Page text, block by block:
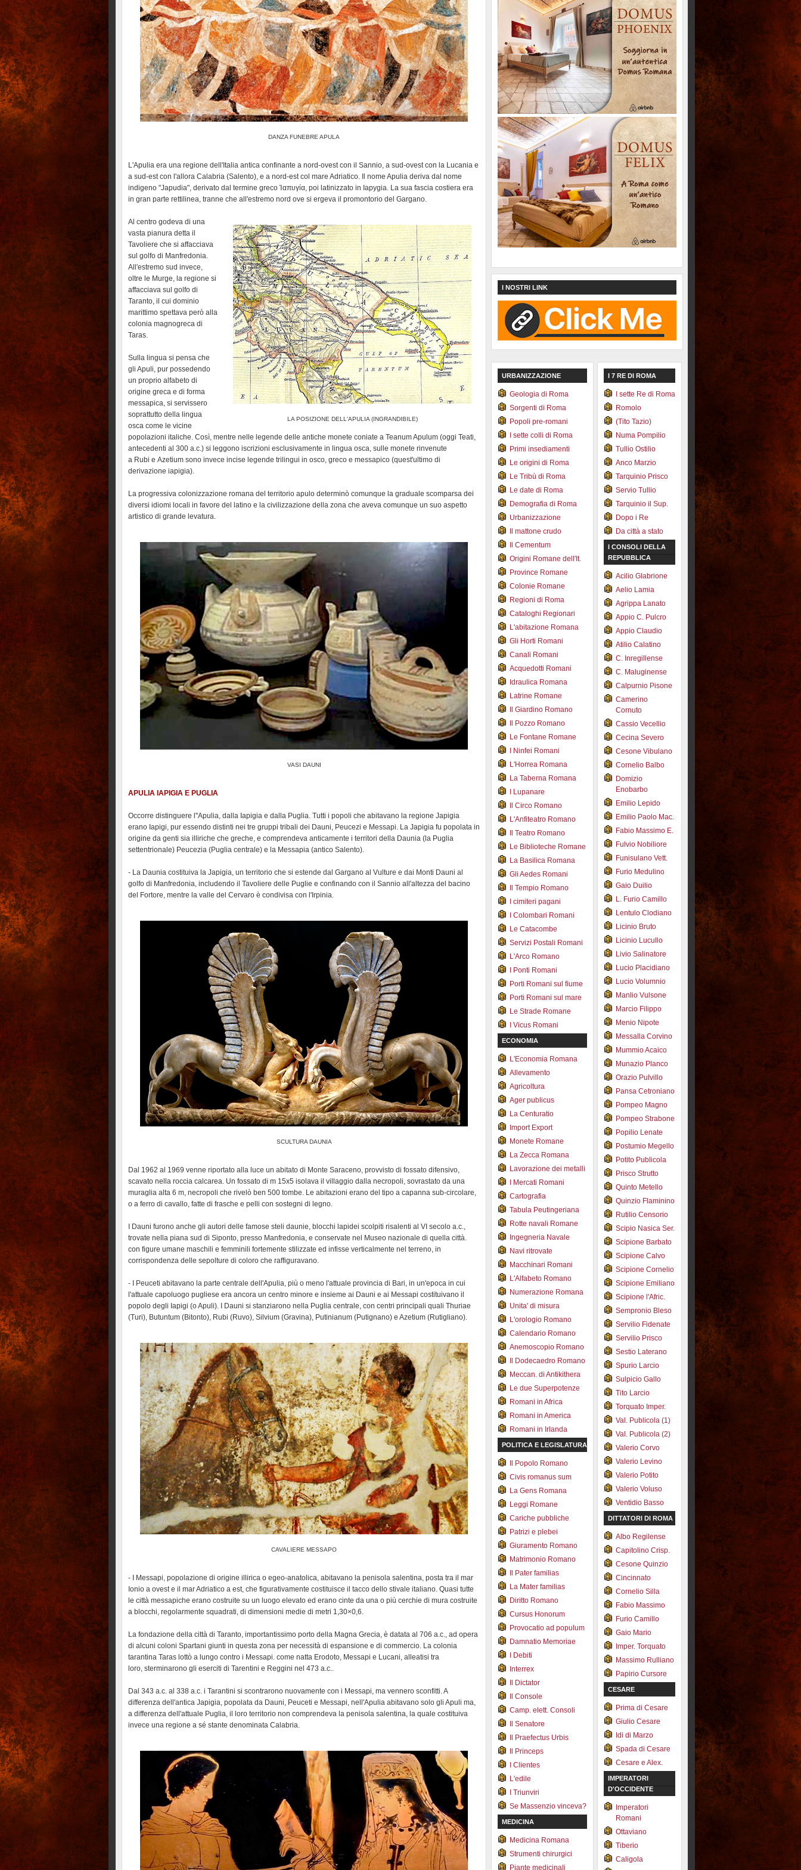
DANZA FUNEBRE APULA
L'Apulia era una regione dell'Italia antica confinante a nord-ovest con il Sannio, a sud-ovest con la Lucania e
a sud-est con l'allora Calabria (Salento), e a nord-est col mare Adriatico. Il nome Apulia deriva dal nome
indigeno "Japudia", derivato dal termine greco Ἰαπυγία, poi latinizzato in Iapygia. La sua fascia costiera era
in gran parte rettilinea, tranne che all'estremo nord ove si ergeva il promontorio del Gargano.
LA POSIZIONE DELL'APULIA (INGRANDIBILE)
Al centro godeva di una
vasta pianura detta il
Tavoliere che si affacciava
sul golfo di Manfredonia.
All'estremo sud invece,
oltre le Murge, la regione si
affacciava sul golfo di
Taranto, il cui dominio
marittimo spettava però alla
colonia magnogreca di
Taras.
Sulla lingua si pensa che
gli Apuli, pur possedendo
un proprio alfabeto di
origine greca e di forma
messapica, si servissero
soprattutto della lingua
osca come le vicine
popolazioni italiche. Così, mentre nelle legende delle antiche monete coniate a Teanum Apulum (oggi Teati,
antecedenti al 300 a.c.) si leggono iscrizioni esclusivamente in lingua osca, sulle monete rinvenute
a Rubi e Azetium sono invece incise legende trilingui in osco, greco e messapico (quest'ultimo di
derivazione iapigia).
La progressiva colonizzazione romana del territorio apulo determinò comunque la graduale scomparsa dei
diversi idiomi locali in favore del latino e la civilizzazione della zona che aveva comunque un suo aspetto
artistico di grande levatura.
VASI DAUNI
APULIA IAPIGIA E PUGLIA
Occorre distinguere l''Apulia, dalla Iapigia e dalla Puglia. Tutti i popoli che abitavano la regione Japigia
erano Iapigi, pur essendo distinti nei tre gruppi tribali dei Dauni, Peucezi e Messapi. La Japigia fu popolata in
origine da genti sia illiriche che greche, e comprendeva anticamente i territori della Daunia (la Puglia
settentrionale) Peucezia (Puglia centrale) e la Messapia (antico Salento).
- La Daunia costituiva la Japigia, un territorio che si estende dal Gargano al Vulture e dai Monti Dauni al
golfo di Manfredonia, includendo il Tavoliere delle Puglie e confinando con il Sannio all'altezza del bacino
del Fortore, mentre la valle del Cervaro è condivisa con l'Irpinia.
SCULTURA DAUNIA
Dal 1962 al 1969 venne riportato alla luce un abitato di Monte Saraceno, provvisto di fossato difensivo,
scavato nella roccia calcarea. Un fossato di m 15x5 isolava il villaggio dalla necropoli, sovrastato da una
muraglia alta 6 m, necropoli che rivelò ben 500 tombe. Le abitazioni erano del tipo a capanna sub-circolare,
o a ferro di cavallo, fatte di frasche e pelli con sostegni di legno.
I Dauni furono anche gli autori delle famose steli daunie, blocchi lapidei scolpiti risalenti al VI secolo a.c.,
trovate nella piana sud di Siponto, presso Manfredonia, e conservate nel Museo nazionale di quella città.
con figure umane maschili e femminili fortemente stilizzate ed infisse verticalmente nel terreno, in
corrispondenza delle sepolture di coloro che raffiguravano.
- I Peuceti abitavano la parte centrale dell'Apulia, più o meno l'attuale provincia di Bari, in un'epoca in cui
l'attuale capoluogo pugliese era ancora un centro minore e insieme ai Dauni e ai Messapi costituivano il
popolo degli Iapigi (o Apuli). I Dauni si stanziarono nella Puglia centrale, con centri principali quali Thuriae
(Turi), Butuntum (Bitonto), Rubi (Ruvo), Silvium (Gravina), Putinianum (Putignano) e Azetium (Rutigliano).
CAVALIERE MESSAPO
- I Messapi, popolazione di origine illirica o egeo-anatolica, abitavano la penisola salentina, posta tra il mar
Ionio a ovest e il mar Adriatico a est, che figurativamente costituisce il tacco dello stivale italiano. Quasi tutte
le città messapiche erano costruite su un luogo elevato ed erano cinte da una o più cerchie di mura costruite
a blocchi, regolarmente squadrati, di dimensioni medie di metri 1,30×0,6.
La fondazione della città di Taranto, importantissimo porto della Magna Grecia, è datata al 706 a.c., ad opera
di alcuni coloni Spartani giunti in questa zona per necessità di espansione e di commercio. La colonia
tarantina Taras lottò a lungo contro i Messapi. come natta Erodoto, Messapi e Lucani, alleatisi tra
loro, sterminarono gli eserciti di Tarentini e Reggini nel 473 a.c..
Dal 343 a.c. al 338 a.c. i Tarantini si scontrarono nuovamente con i Messapi, ma vennero sconfitti. A
differenza dell'antica Japigia, popolata da Dauni, Peuceti e Messapi, nell'Apulia abitavano solo gli Apuli ma,
a differenza dell'attuale Puglia, il loro territorio non comprendeva la penisola salentina, la quale costituiva
invece una regione a sé stante denominata Calabria.
I NOSTRI LINK
URBANIZZAZIONE
Geologia di Roma
Sorgenti di Roma
Popoli pre-romani
I sette colli di Roma
Primi insediamenti
Le origini di Roma
Le Tribù di Roma
Le date di Roma
Demografia di Roma
Urbanizzazione
Il mattone crudo
Il Cementum
Origini Romane dell'It.
Province Romane
Colonie Romane
Regioni di Roma
Cataloghi Regionari
L'abitazione Romana
Gli Horti Romani
Canali Romani
Acquedotti Romani
Idraulica Romana
Latrine Romane
Il Giardino Romano
Il Pozzo Romano
Le Fontane Romane
I Ninfei Romani
L'Horrea Romana
La Taberna Romana
I Lupanare
Il Circo Romano
L'Anfiteatro Romano
Il Teatro Romano
Le Biblioteche Romane
La Basilica Romana
Gli Aedes Romani
Il Tempio Romano
I cimiteri pagani
I Colombari Romani
Le Catacombe
Servizi Postali Romani
L'Arco Romano
I Ponti Romani
Porti Romani sul fiume
Porti Romani sul mare
Le Strade Romane
I Vicus Romani
ECONOMIA
L'Economia Romana
Allevamento
Agricoltura
Ager publicus
La Centuratio
Import Export
Monete Romane
La Zecca Romana
Lavorazione dei metalli
I Mercati Romani
Cartografia
Tabula Peutingeriana
Rotte navali Romane
Ingegneria Navale
Navi ritrovate
Macchinari Romani
L'Alfabeto Romano
Numerazione Romana
Unita' di misura
L'orologio Romano
Calendario Romano
Anemoscopio Romano
Il Dodecaedro Romano
Meccan. di Antikithera
Le due Superpotenze
Romani in Africa
Romani in America
Romani in Irlanda
POLITICA E LEGISLATURA
Il Popolo Romano
Civis romanus sum
La Gens Romana
Leggi Romane
Cariche pubbliche
Patrizi e plebei
Giuramento Romano
Matrimonio Romano
Il Pater familias
La Mater familias
Diritto Romano
Cursus Honorum
Provocatio ad populum
Damnatio Memoriae
I Debiti
Interrex
Il Dictator
Il Console
Camp. elett. Consoli
Il Senatore
Il Praefectus Urbis
Il Princeps
I Clientes
L'edile
I Triunviri
Se Massenzio vinceva?
MEDICINA
Medicina Romana
Strumenti chirurgici
Piante medicinali
I 7 RE DI ROMA
I sette Re di Roma
Romolo
(Tito Tazio)
Numa Pompilio
Tullio Ostilio
Anco Marzio
Tarquinio Prisco
Servio Tullio
Tarquinio il Sup.
Dopo i Re
Da città a stato
I CONSOLI DELLA
REPUBBLICA
Acilio Glabrione
Aelio Lamia
Agrippa Lanato
Appio C. Pulcro
Appio Claudio
Atilio Calatino
C. Inregillense
C. Maluginense
Calpurnio Pisone
Camerino
Cornuto
Cassio Vecellio
Cecina Severo
Cesone Vibulano
Cornelio Balbo
Domizio
Enobarbo
Emilio Lepido
Emilio Paolo Mac.
Fabio Massimo E.
Fulvio Nobiliore
Funisulano Vett.
Furio Medulino
Gaio Duilio
L. Furio Camillo
Lentulo Clodiano
Licinio Bruto
Licinio Lucullo
Livio Salinatore
Lucio Placidiano
Lucio Volumnio
Manlio Vulsone
Marcio Filippo
Menio Nipote
Messalla Corvino
Mummio Acaico
Munazio Planco
Orazio Pulvillo
Pansa Cetroniano
Pompeo Magno
Pompeo Strabone
Popilio Lenate
Postumio Megello
Potito Publicola
Prisco Strutto
Quinto Metello
Quinzio Flaminino
Rutilio Censorio
Scipio Nasica Ser.
Scipione Barbato
Scipione Calvo
Scipione Cornelio
Scipione Emiliano
Scipione l'Afric.
Sempronio Bleso
Servilio Fidenate
Servilio Prisco
Sestio Laterano
Spurio Larcio
Sulpicio Gallo
Tito Larcio
Torquato Imper.
Val. Publicola (1)
Val. Publicola (2)
Valerio Corvo
Valerio Levino
Valerio Potito
Valerio Voluso
Ventidio Basso
DITTATORI DI ROMA
Albo Regilense
Capitolino Crisp.
Cesone Quinzio
Cincinnato
Cornelio Silla
Fabio Massimo
Furio Camillo
Gaio Mario
Imper. Torquato
Massimo Rulliano
Papirio Cursore
CESARE
Prima di Cesare
Giulio Cesare
Idi di Marzo
Spada di Cesare
Cesare e Alex.
IMPERATORI
D'OCCIDENTE
Imperatori
Romani
Ottaviano
Tiberio
Caligola